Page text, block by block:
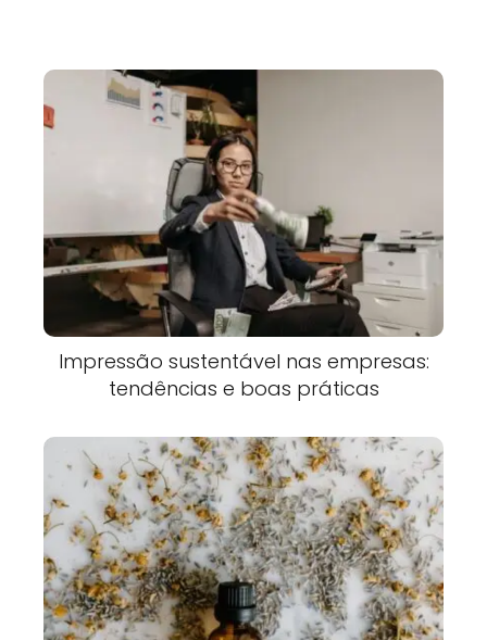
Impressão sustentável nas empresas:
tendências e boas práticas